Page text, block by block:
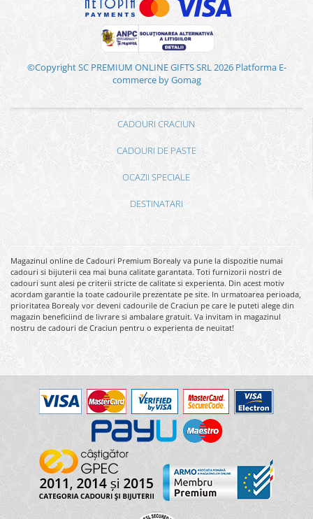
©Copyright SC PREMIUM ONLINE GIFTS SRL 2026 Platforma E-
commerce by Gomag
CADOURI CRACIUN
CADOURI DE PASTE
OCAZII SPECIALE
DESTINATARI
Magazinul online de Cadouri Premium Borealy va pune la dispozitie numai
cadouri si bijuterii cea mai buna calitate garantata. Toti furnizorii nostri de
cadouri sunt alesi pe criterii stricte de calitate si experienta. Din acest motiv
acordam garantie la toate cadourile prezentate pe site. In urmatoarea perioada,
prioritatea Borealy vor deveni cadourile de Craciun pe care le puteti alege din
magazin beneficiind de livrare si ambalare gratuit. Va invitam in magazinul
nostru de cadouri de Craciun pentru o experienta de neuitat!